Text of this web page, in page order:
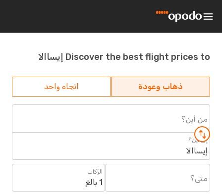
Discover the best flight prices to إيساالا
ذهاب وعودة اتجاه واحد
من أين؟
إلى أين؟
إيساالا
متى؟
الرُكاب
1 بالغ